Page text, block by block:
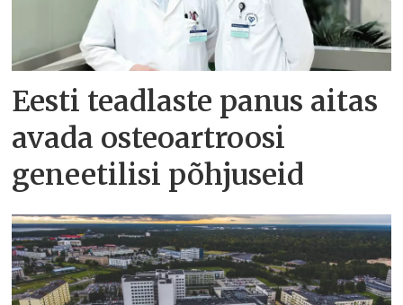
Eesti teadlaste panus aitas
avada osteoartroosi
geneetilisi põhjuseid